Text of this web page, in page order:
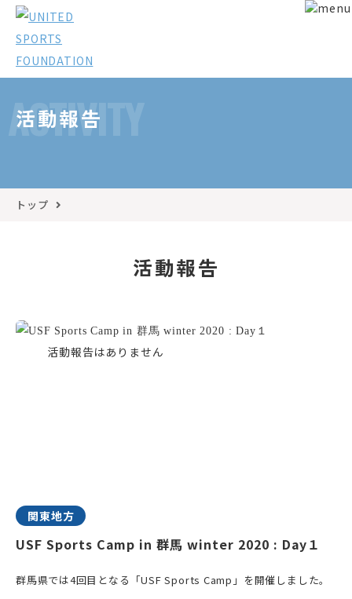
ACTIVITY
活動報告
トップ
活動報告
関東地方
USF Sports Camp in 群馬 winter 2020 : Day１
群馬県では4回目となる「USF Sports Camp」を開催しました。